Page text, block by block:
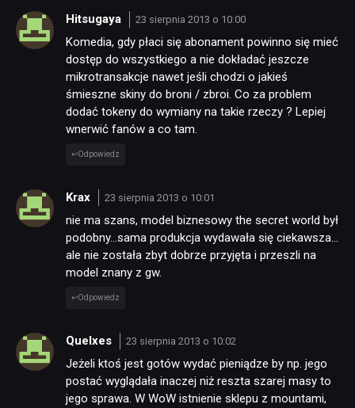
Hitsugaya 23 sierpnia 2013 o 10:00
Komedia, gdy płaci się abonament powinno się mieć
dostęp do wszystkiego a nie dokładać jeszcze
mikrotransakcje nawet jeśli chodzi o jakieś
śmieszne skiny do broni / zbroi. Co za problem
dodać tokeny do wymiany na takie rzeczy ? Lepiej
wnerwić fanów a co tam.
Odpowiedz
Krax 23 sierpnia 2013 o 10:01
nie ma szans, model biznesowy the secret world był
podobny…sama produkcja wydawała się ciekawsza…
ale nie została zbyt dobrze przyjęta i przeszli na
model znany z gw.
Odpowiedz
Quelxes 23 sierpnia 2013 o 10:02
Jeżeli ktoś jest gotów wydać pieniądze by np. jego
postać wyglądała inaczej niż reszta szarej masy to
jego sprawa. W WoW istnienie sklepu z mountami,